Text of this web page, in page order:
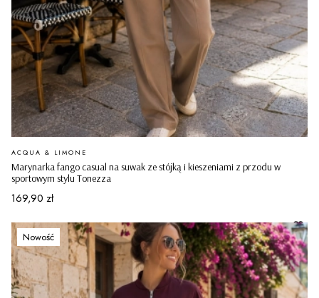
Marynarka fango casual na suwak ze stójką i kieszeniami z przodu w
sportowym stylu Tonezza
PRODUCENT
ACQUA & LIMONE
Cena
169,90 zł
Nowość